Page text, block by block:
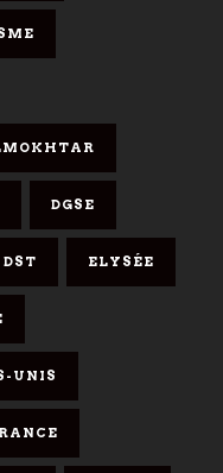
DGSE
DST ELYSÉE
UNIS